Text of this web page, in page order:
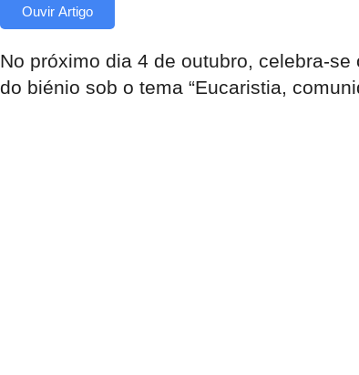
Ouvir Artigo
No próximo dia 4 de outubro, celebra-
do biénio sob o tema “Eucaristia,